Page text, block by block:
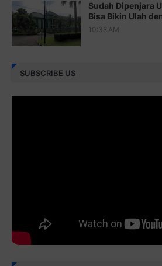
Juz 25 ⇨http://j.mp/2brImlf
Juz 26 ⇨http://j.mp/2bFRHF2
Sudah Dipenjara
Bisa Bikin Ulah
10:38 AM
SUBSCRIBE US